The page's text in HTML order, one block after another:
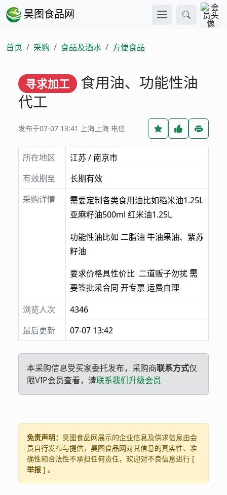
昊图食品网
首页 采购 食品及酒水 方便食品
寻求加工
食用油、功能性油
代工
发布于07-07 13:41 上海上海 电信
所在地区
江苏 / 南京市
有效期至
长期有效
采购详情
需要定制各类食用油比如稻米油1.25L
亚麻籽油500ml 红米油1.25L
功能性油比如 二脂油 牛油果油、紫苏
籽油
要求价格具性价比 二道贩子勿扰 需
要签批采合同 开专票 运费自理
浏览人次
4346
最后更新
07-07 13:42
本采购信息受买家委托发布，采购商联系方式仅
限VIP会员查看，请联系我们升级会员
免责声明： 昊图食品网展示的企业信息及供求信息由会
员自行发布与提供，昊图食品网对其信息的真实性、准
确性和合法性不承担任何责任，欢迎对不良信息进行 [
举报 ] 。